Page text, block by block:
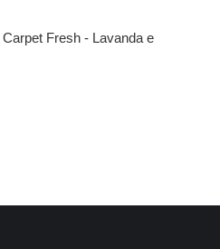
Fresh - Lavanda e